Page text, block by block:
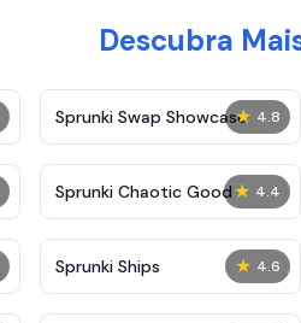
Descubra
★ 4.8
Sprunki Swap Showcase
★ 4.4
Sprunki Chaotic Good
★ 4.6
Sprunki Ships